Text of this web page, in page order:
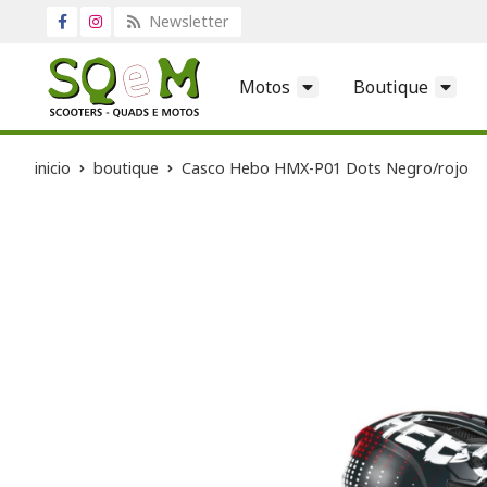
Newsletter
Motos Boutique
inicio boutique Casco Hebo HMX-P01 Dots Negro/rojo